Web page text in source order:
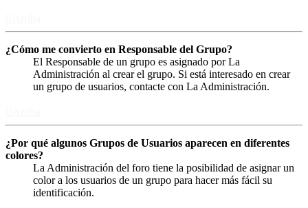
¿Cómo me convierto en Responsable del Grupo?
El Responsable de un grupo es asignado por La
Administración al crear el grupo. Si está interesado en crear
un grupo de usuarios, contacte con La Administración.
¿Por qué algunos Grupos de Usuarios aparecen en diferentes
colores?
La Administración del foro tiene la posibilidad de asignar un
color a los usuarios de un grupo para hacer más fácil su
identificación.